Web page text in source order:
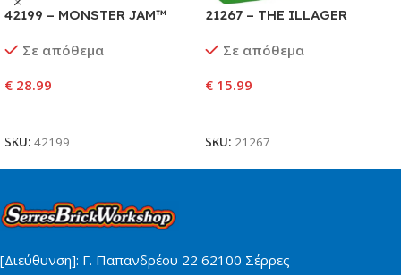
42199 – MONSTER JAM™
Σε απόθεμα
€ 28.99
SKU: 42199
21267 – THE ILLAGER
Σε απόθεμα
€ 15.99
SKU: 21267
[Διεύθυνση]: Γ. Παπανδρέου 22 62100 Σέρρες